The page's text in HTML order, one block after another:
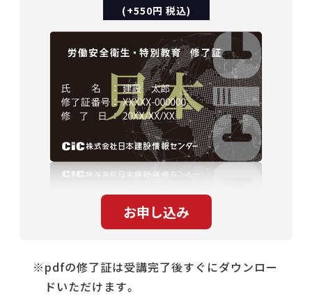
(+550円 税込)
pdfの修了証は受講完了後すぐにダウンロー
ドいただけます。